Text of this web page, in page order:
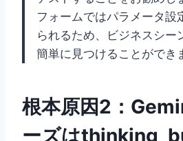
フォームではパラメータ設
られるため、ビジネスシー
簡単に見つけることができ
根本原因2：
ーズは